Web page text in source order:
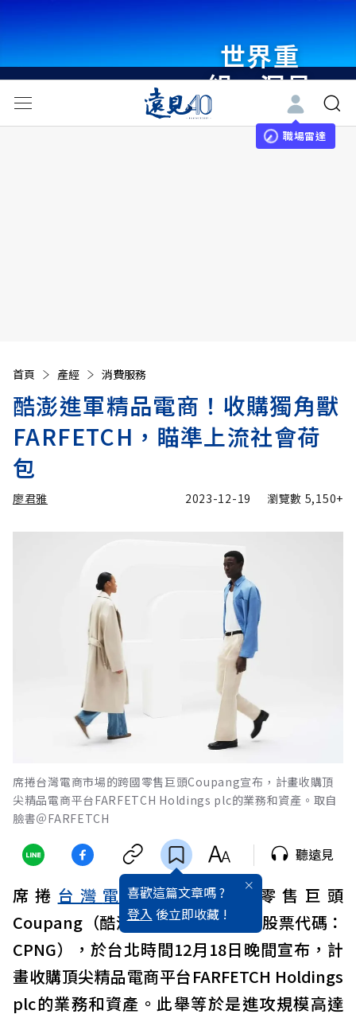
世界重
組・洞見
未來 與
世界領袖
職場雷達
首頁 產經 消費服務
酷澎進軍精品電商！收購獨角獸
FARFETCH，瞄準上流社會荷
包
廖君雅 2023-12-19 瀏覽數 5,150+
席捲台灣電商市場的跨國零售巨頭Coupang宣布，計畫收購頂
尖精品電商平台FARFETCH Holdings plc的業務和資產。取自
臉書＠FARFETCH
喜歡這篇文章嗎 ?
登入 後立即收藏 !
聽遠見
席捲 台灣 電商市場的跨國零售巨頭
Coupang（酷澎，紐約證券交易所股票代碼：
CPNG），於台北時間12月18日晚間宣布，計
畫收購頂尖精品電商平台FARFETCH Holdings
plc的業務和資產。此舉等於是進攻規模高達